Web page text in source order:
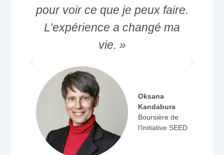
pour voir ce que je peux faire.
L’expérience a changé ma
vie. »
Oksana
Kandabura
Boursière de
l’Initiative SEED